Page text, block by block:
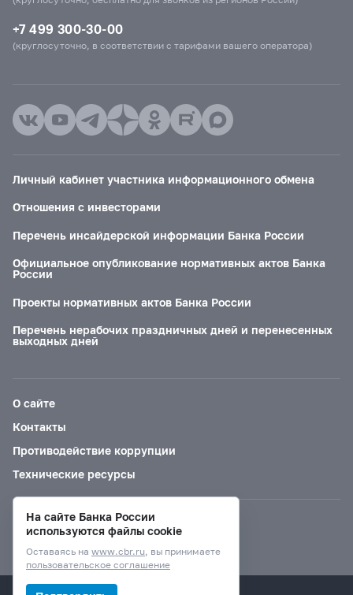
+7 499 300-30-00
(круглосуточно, в соответствии с тарифами вашего оператора)
Личный кабинет участника информационного обмена
Отношения с инвесторами
Перечень инсайдерской информации Банка России
Официальное опубликование нормативных актов Банка
России
Проекты нормативных актов Банка России
Перечень нерабочих праздничных дней и перенесенных
выходных дней
О сайте
Контакты
Противодействие коррупции
Технические ресурсы
Версия для слабовидящих
На сайте Банка России
используются файлы cookie
Оставаясь на www.cbr.ru, вы принимаете
пользовательское соглашение